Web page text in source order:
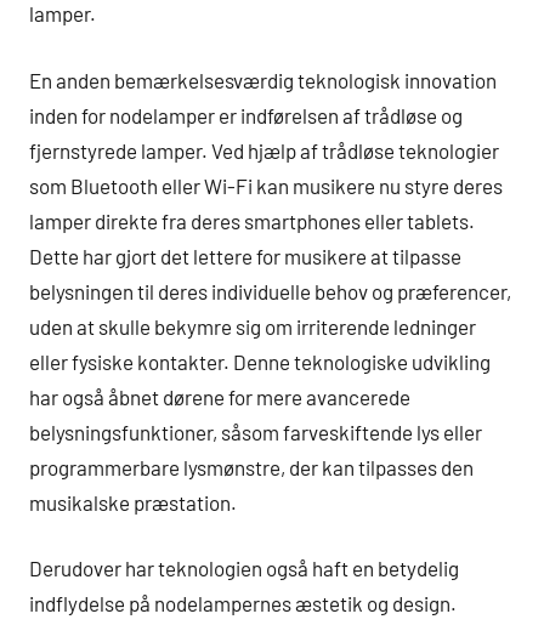
lamper.
En anden bemærkelsesværdig teknologisk innovation
inden for nodelamper er indførelsen af trådløse og
fjernstyrede lamper. Ved hjælp af trådløse teknologier
som Bluetooth eller Wi-Fi kan musikere nu styre deres
lamper direkte fra deres smartphones eller tablets.
Dette har gjort det lettere for musikere at tilpasse
belysningen til deres individuelle behov og præferencer,
uden at skulle bekymre sig om irriterende ledninger
eller fysiske kontakter. Denne teknologiske udvikling
har også åbnet dørene for mere avancerede
belysningsfunktioner, såsom farveskiftende lys eller
programmerbare lysmønstre, der kan tilpasses den
musikalske præstation.
Derudover har teknologien også haft en betydelig
indflydelse på nodelampernes æstetik og design.